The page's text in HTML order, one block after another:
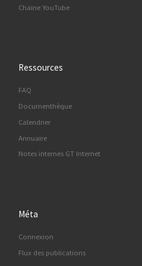
Chaine YouTube
Ressources
FAQ
Documenthèque
Calendrier
Annuaire
Notes internes GT Internet
Méta
Connexion
Flux des publications